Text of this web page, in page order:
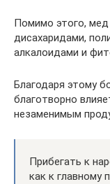
Помимо этого,
дисахаридами,
алкалоидами и
Благодаря этому
благотворно
незаменимым
Прибегать к
как к главному